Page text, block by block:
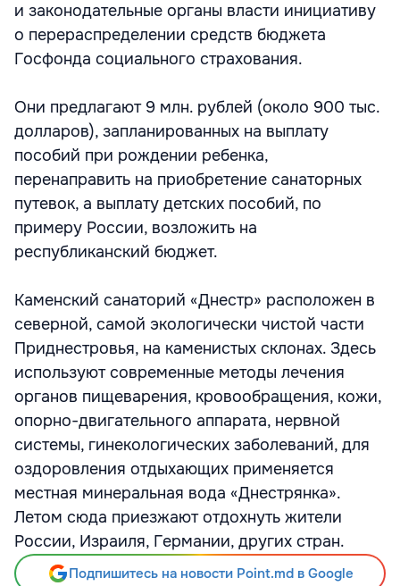
и законодательные органы власти инициативу
о перераспределении средств бюджета
Госфонда социального страхования.
Они предлагают 9 млн. рублей (около 900 тыс.
долларов), запланированных на выплату
пособий при рождении ребенка,
перенаправить на приобретение санаторных
путевок, а выплату детских пособий, по
примеру России, возложить на
республиканский бюджет.
Каменский санаторий «Днестр» расположен в
северной, самой экологически чистой части
Приднестровья, на каменистых склонах. Здесь
используют современные методы лечения
органов пищеварения, кровообращения, кожи,
опорно-двигательного аппарата, нервной
системы, гинекологических заболеваний, для
оздоровления отдыхающих применяется
местная минеральная вода «Днестрянка».
Летом сюда приезжают отдохнуть жители
России, Израиля, Германии, других стран.
Подпишитесь на новости Point.md в Google